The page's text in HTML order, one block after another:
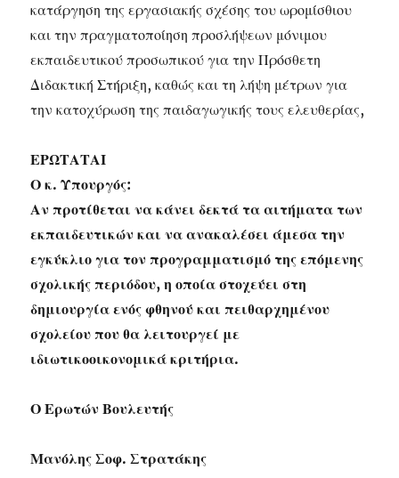
κατάργηση της εργασιακής σχέσης του ωρομίσθιου
και την πραγματοποίηση προσλήψεων μόνιμου
εκπαιδευτικού προσωπικού για την Πρόσθετη
Διδακτική Στήριξη, καθώς και τη λήψη μέτρων για
την κατοχύρωση της παιδαγωγικής τους ελευθερίας,
ΕΡΩΤΑΤΑΙ
Ο κ. Υπουργός:
Αν προτίθεται να κάνει δεκτά τα αιτήματα των
εκπαιδευτικών και να ανακαλέσει άμεσα την
εγκύκλιο για τον προγραμματισμό της επόμενης
σχολικής περιόδου, η οποία στοχεύει στη
δημιουργία ενός φθηνού και πειθαρχημένου
σχολείου που θα λειτουργεί με
ιδιωτικοοικονομικά κριτήρια.
Ο Ερωτών Βουλευτής
Μανόλης Σοφ. Στρατάκης